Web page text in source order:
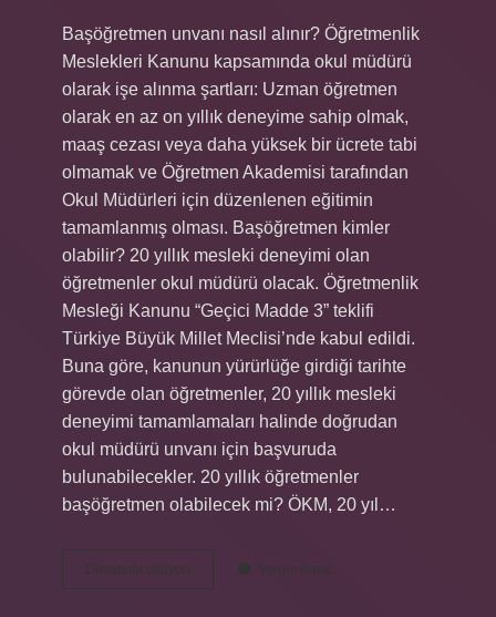
Başöğretmen unvanı nasıl alınır? Öğretmenlik
Meslekleri Kanunu kapsamında okul müdürü
olarak işe alınma şartları: Uzman öğretmen
olarak en az on yıllık deneyime sahip olmak,
maaş cezası veya daha yüksek bir ücrete tabi
olmamak ve Öğretmen Akademisi tarafından
Okul Müdürleri için düzenlenen eğitimin
tamamlanmış olması. Başöğretmen kimler
olabilir? 20 yıllık mesleki deneyimi olan
öğretmenler okul müdürü olacak. Öğretmenlik
Mesleği Kanunu “Geçici Madde 3” teklifi
Türkiye Büyük Millet Meclisi’nde kabul edildi.
Buna göre, kanunun yürürlüğe girdiği tarihte
görevde olan öğretmenler, 20 yıllık mesleki
deneyimi tamamlamaları halinde doğrudan
okul müdürü unvanı için başvuruda
bulunabilecekler. 20 yıllık öğretmenler
başöğretmen olabilecek mi? ÖKM, 20 yıl…
Devamını okuyun
Başöğretmen
Kime
Yorum Bırak